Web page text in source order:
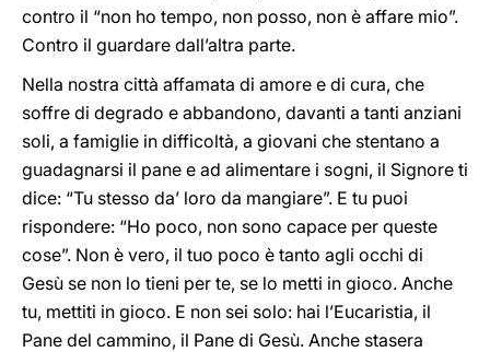
contro il “non ho tempo, non posso, non è affare mio”.
Contro il guardare dall’altra parte.
Nella nostra città affamata di amore e di cura, che
soffre di degrado e abbandono, davanti a tanti anziani
soli, a famiglie in difficoltà, a giovani che stentano a
guadagnarsi il pane e ad alimentare i sogni, il Signore ti
dice: “Tu stesso da’ loro da mangiare”. E tu puoi
rispondere: “Ho poco, non sono capace per queste
cose”. Non è vero, il tuo poco è tanto agli occhi di
Gesù se non lo tieni per te, se lo metti in gioco. Anche
tu, mettiti in gioco. E non sei solo: hai l’Eucaristia, il
Pane del cammino, il Pane di Gesù. Anche stasera